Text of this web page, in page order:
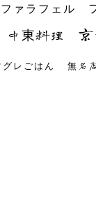
ファラフェル
中東料理
グレごはん 無名